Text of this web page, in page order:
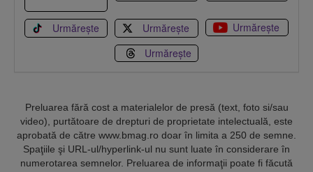
Urmărește Urmărește
Urmărește
Urmărește
Preluarea fără cost a materialelor de presă (text, foto si/sau
video), purtătoare de drepturi de proprietate intelectuală, este
aprobată de către www.bmag.ro doar în limita a 250 de semne.
Spaţiile şi URL-ul/hyperlink-ul nu sunt luate în considerare în
numerotarea semnelor. Preluarea de informaţii poate fi făcută